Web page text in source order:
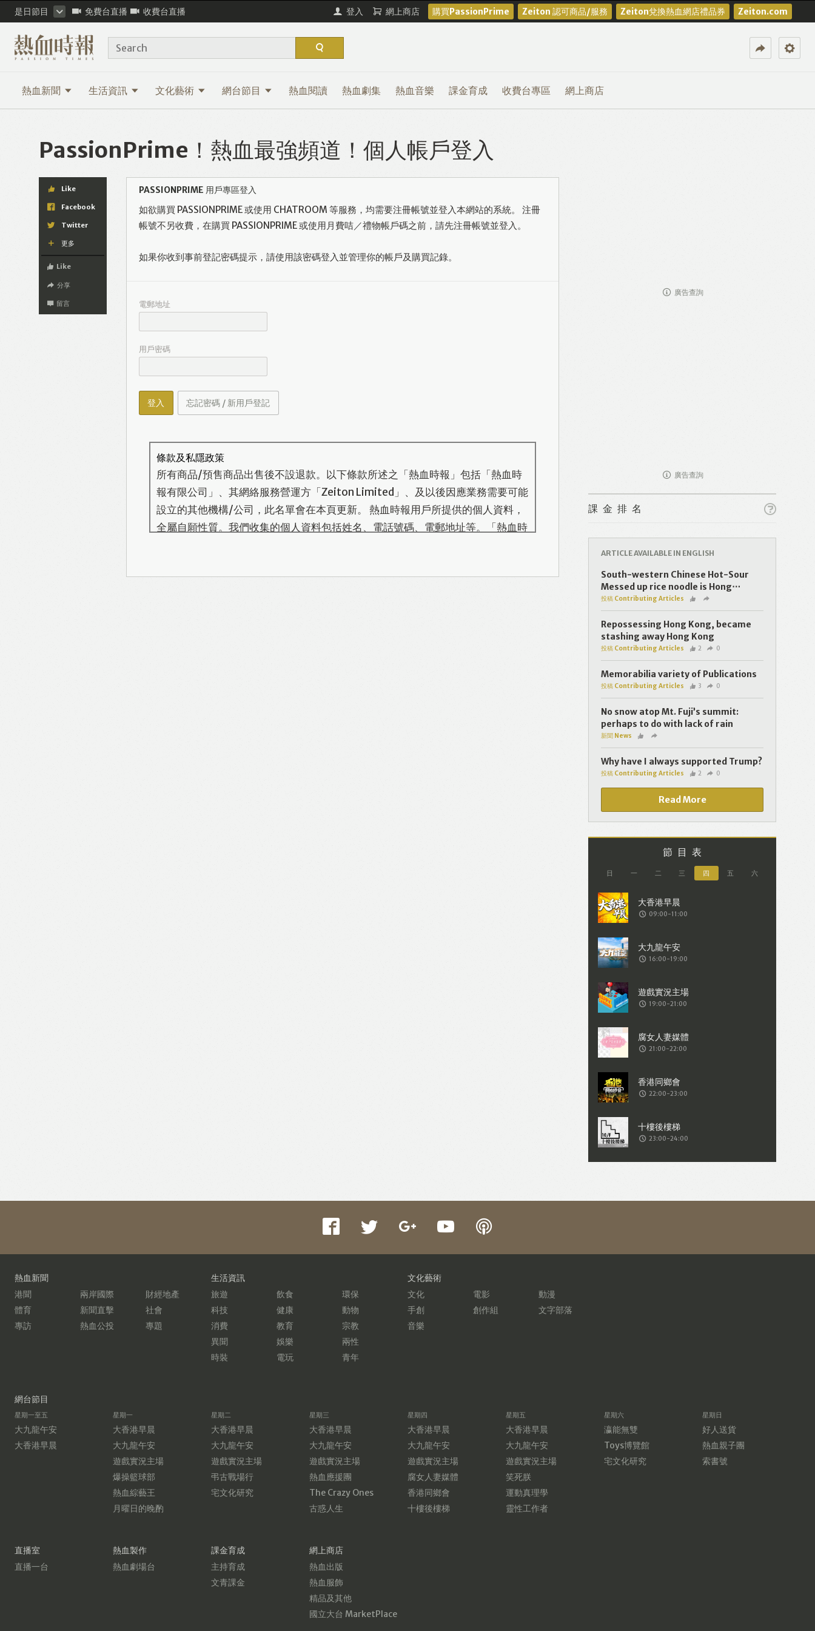
是日節目 免費台直播 收費台直播 登入 網上商店 購買PassionPrime Zeiton 認可商品/服務 Zeiton兌換熱血網店禮品券 Zeiton.com
熱血新聞 生活資訊 文化藝術 網台節目 熱血閱讀 熱血劇集 熱血音樂 課金育成 收費台專區 網上商店
Search
PassionPrime！熱血最強頻道！個人帳戶登入
Like
Facebook
Twitter
更多
Like
分享
留言
PASSIONPRIME 用戶專區登入
如欲購買 PASSIONPRIME 或使用 CHATROOM 等服務，均需要注冊帳號並登入本網站的系統。 注冊
帳號不另收費，在購買 PASSIONPRIME 或使用月費咭／禮物帳戶碼之前，請先注冊帳號並登入。
如果你收到事前登記密碼提示，請使用該密碼登入並管理你的帳戶及購買記錄。
電郵地址
用戶密碼
登入 忘記密碼 / 新用戶登記
條款及私隱政策
所有商品/預售商品出售後不設退款。以下條款所述之「熱血時報」包括「熱血時
報有限公司」、其網絡服務營運方「Zeiton Limited」、及以後因應業務需要可能
設立的其他機構/公司，此名單會在本頁更新。 熱血時報用戶所提供的個人資料，
全屬自願性質。我們收集的個人資料包括姓名、電話號碼、電郵地址等。「熱血時
內容之增減，恕不另行通知。 熱血時報可以將你的個人資料與從商業夥伴或其他
廣告查詢
廣告查詢
課金排名
ARTICLE AVAILABLE IN ENGLISH
South-western Chinese Hot-Sour
Messed up rice noodle is Hong⋯
投稿 Contributing Articles
Repossessing Hong Kong, became
stashing away Hong Kong
投稿 Contributing Articles 2 0
Memorabilia variety of Publications
投稿 Contributing Articles 3 0
No snow atop Mt. Fuji’s summit:
perhaps to do with lack of rain
新聞 News
Why have I always supported Trump?
投稿 Contributing Articles 2 0
Read More
節目表
日 一 二 三 四 五 六
09:00-11:00
16:00-19:00
19:00-21:00
21:00-22:00
22:00-23:00
23:00-24:00
熱血新聞
港聞
兩岸國際
財經地產
體育
新聞直擊
社會
專訪
熱血公投 專題
生活資訊
旅遊
飲食
環保
科技
健康
動物
消費
教育
宗教
異聞
娛樂
兩性
時裝
電玩 青年
文化藝術
文化
電影
動漫
手創
創作組
文字部落
音樂
網台節目
星期一至五
大九龍午安
大香港早晨
星期一
大香港早晨
大九龍午安
遊戲實況主場
爆操籃球部
熱血綜藝王
月曜日的晚酌
星期二
大香港早晨
大九龍午安
遊戲實況主場
弔古戰場行
宅文化研究
星期三
大香港早晨
大九龍午安
遊戲實況主場
熱血應援團
The Crazy Ones
古惑人生
星期四
大香港早晨
大九龍午安
遊戲實況主場
腐女人妻媒體
香港同鄉會
十樓後樓梯
星期五
大香港早晨
大九龍午安
遊戲實況主場
笑死朕
運動真理學
靈性工作者
星期六
瀛能無雙
Toys博覽館
宅文化研究
星期日
好人送貨
熱血親子團
索書號
直播室
直播一台
熱血製作
熱血劇場台
課金育成
主持育成
文青課金
網上商店
熱血出版
熱血服飾
精品及其他
國立大台 MarketPlace